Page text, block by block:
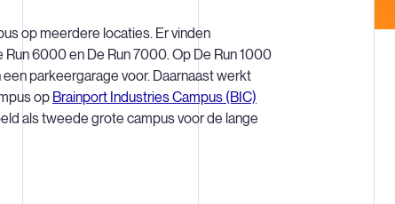
op meerdere locaties. Er vinden
6000 en De Run 7000. Op De Run 1000
parkeergarage voor. Daarnaast werkt
op Brainport Industries Campus (BIC)
als tweede grote campus voor de lange